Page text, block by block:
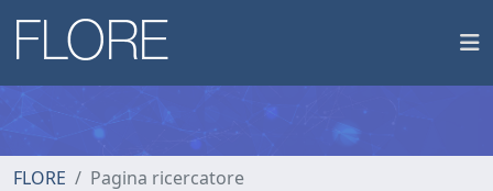
FLORE Pagina ricercatore